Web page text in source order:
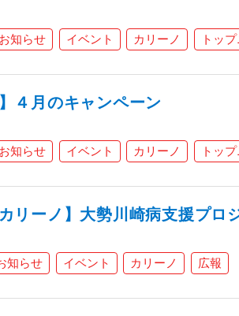
お知らせ イベント カリーノ トッ
４月のキャンペーン
お知らせ イベント カリーノ トッ
リーノ】大勢川崎病支援プロ
知らせ イベント カリーノ 広報